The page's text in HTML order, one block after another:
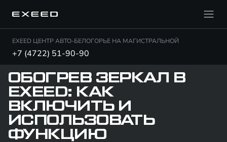
EXEED ЦЕНТР АВТО-БЕЛОГОРЬЕ НА МАГИСТРАЛЬНОЙ
+7 (4722) 51-90-90
ОБОГРЕВ ЗЕРКАЛ В
EXEED: КАК
ВКЛЮЧИТЬ И
ИСПОЛЬЗОВАТЬ
ФУНКЦИЮ